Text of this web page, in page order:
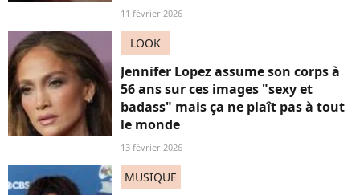
11 février 2026
LOOK
Jennifer Lopez assume son corps à
56 ans sur ces images "sexy et
badass" mais ça ne plaît pas à tout
le monde
13 février 2026
MUSIQUE